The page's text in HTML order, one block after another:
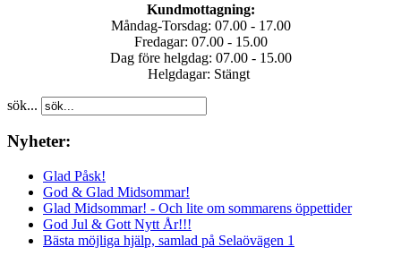
Kundmottagning:
Måndag-Torsdag: 07.00 - 17.00
Fredagar: 07.00 - 15.00
Dag före helgdag: 07.00 - 15.00
Helgdagar: Stängt
sök...
Nyheter:
Glad Påsk!
God & Glad Midsommar!
Glad Midsommar! - Och lite om sommarens öppettider
God Jul & Gott Nytt År!!!
Bästa möjliga hjälp, samlad på Selaövägen 1